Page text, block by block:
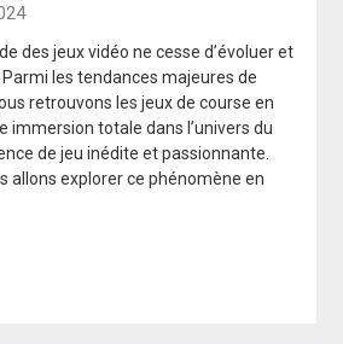
des jeux vidéo ne cesse d’évoluer et
les tendances majeures de
retrouvons les jeux de course en
immersion totale dans l’univers du
de jeu inédite et passionnante.
allons explorer ce phénomène en